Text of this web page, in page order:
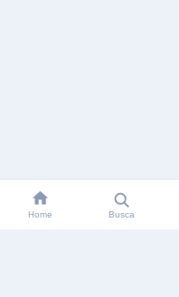
Home Busca